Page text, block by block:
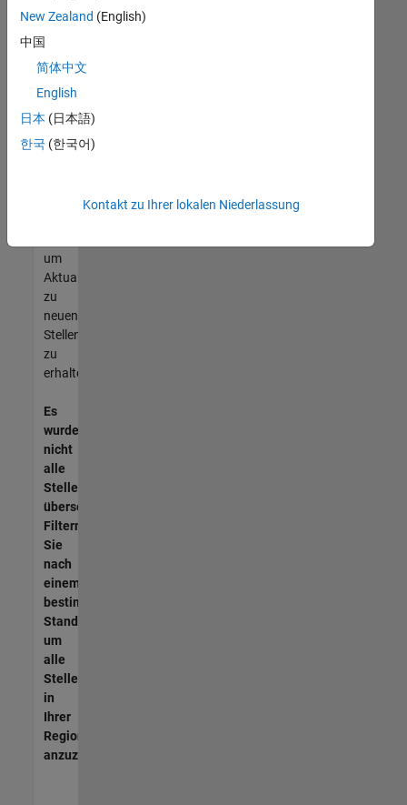
Stellen
können,
die
Ihren
entsprechen,
werden
unseres
um
Aktualisierungen
zu
neuen
Stellenangeboten
zu
erhalten.
Es
wurden
nicht
alle
Stellen
übersetzt.
Filtern
Sie
nach
einem
bestimmten
Standort,
um
alle
Stellenangebote
in
Ihrer
Region
anzuzeigen.
New Zealand (English)
中国
简体中文
English
日本 (日本語)
한국 (한국어)
Kontakt zu Ihrer lokalen Niederlassung